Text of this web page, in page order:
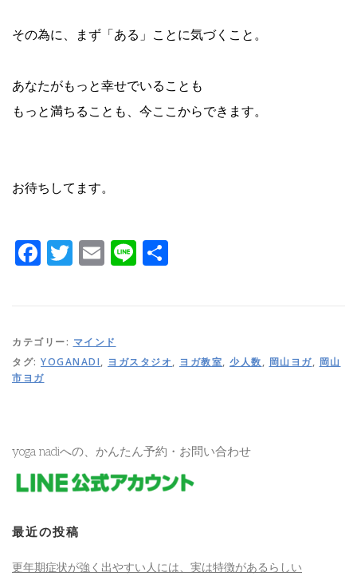
その為に、まず「ある」ことに気づくこと。
あなたがもっと幸せでいることも
もっと満ちることも、今ここからできます。
お待ちしてます。
Facebook
Twitter
Email
Line
カテゴリー: マインド
タグ: YOGANADI, ヨガスタジオ, ヨガ教室, 少人数, 岡山ヨガ, 岡山
市ヨガ
yoga nadiへの、かんたん予約・お問い合わせ
最近の投稿
更年期症状が強く出やすい人には、実は特徴があるらしい